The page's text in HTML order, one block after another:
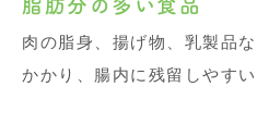
脂肪分の多い食品
肉の脂身、揚げ物、乳製品
かかり、腸内に残留しやすい